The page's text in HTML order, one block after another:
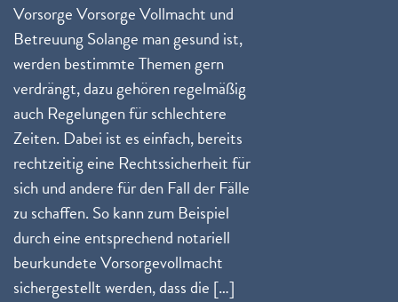
Vorsorge Vorsorge Vollmacht und
Betreuung Solange man gesund ist,
werden bestimmte Themen gern
verdrängt, dazu gehören regelmäßig
auch Regelungen für schlechtere
Zeiten. Dabei ist es einfach, bereits
rechtzeitig eine Rechtssicherheit für
sich und andere für den Fall der Fälle
zu schaffen. So kann zum Beispiel
durch eine entsprechend notariell
beurkundete Vorsorgevollmacht
sichergestellt werden, dass die […]